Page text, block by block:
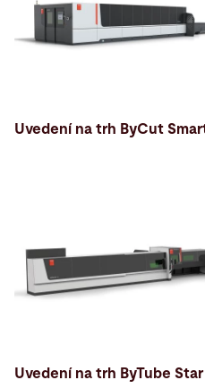
Uvedení na trh ByCut
Uvedení na trh ByTube Star